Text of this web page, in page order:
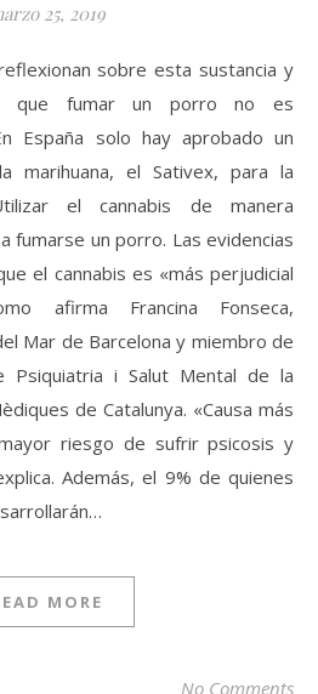
25, 2019
sobre esta sustancia y
que fumar un porro no es
España solo hay aprobado un
marihuana, el Sativex, para la
el cannabis de manera
fumarse un porro. Las evidencias
el cannabis es «más perjudicial
afirma Francina Fonseca,
Mar de Barcelona y miembro de
Psiquiatria i Salut Mental de la
de Catalunya. «Causa más
riesgo de sufrir psicosis y
Además, el 9% de quienes
MORE
No Comments